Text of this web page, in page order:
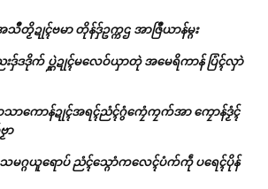
ဍုၚ်ဗမာ တိုန်ဒှ်ဥက္ကဌ အာဇြဳယာန်မ္ဂး
ဒှ်ဒဒိုက် ပ္ဋဲဍုၚ်မလေဝ်ယှာတုဲ အမေရိကာန် ပြံၚ်လှာဲ
သာကောန်ဍုၚ်အရၚ်ညံၚ်ဂွံကၠေံကၠက်အာ ကၠောန်ဒၟံၚ်
ာ
မဂ္ဂယူရောပ် ညံၚ်သ္ဂောံကလေၚ်ပံက်ကဵု ပရေၚ်ပိုန်